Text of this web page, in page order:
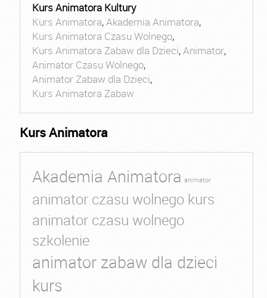
Kurs Animatora Kultury
Kurs Animatora,Akademia Animatora,
Kurs Animatora Czasu Wolnego,
Kurs Animatora Zabaw dla Dzieci,Animator,
Animator Czasu Wolnego,
Animator Zabaw dla Dzieci,
Kurs Animatora Zabaw
Kurs Animatora
Akademia Animatora animator
animator czasu wolnego kurs
animator czasu wolnego
szkolenie
animator zabaw dla dzieci
kurs